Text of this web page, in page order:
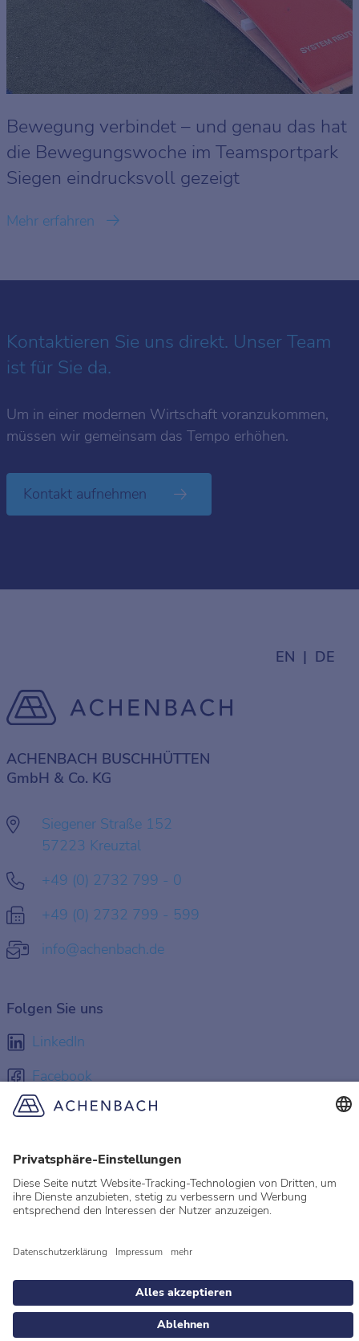
Bewegung verbindet – und genau das hat
die Bewegungswoche im Teamsportpark
Siegen eindrucksvoll gezeigt
Mehr erfahren
Kontaktieren Sie uns direkt. Unser Team
ist für Sie da.
Um in einer modernen Wirtschaft voranzukommen,
müssen wir gemeinsam das Tempo erhöhen.
Kontakt aufnehmen
EN DE
ACHENBACH BUSCHHÜTTEN
GmbH & Co. KG
Siegener Straße 152
57223 Kreuztal
+49 (0) 2732 799 - 0
+49 (0) 2732 799 - 599
info@achenbach.de
Folgen Sie uns
LinkedIn
Facebook
Instagram
Datenschutzeinstellungen